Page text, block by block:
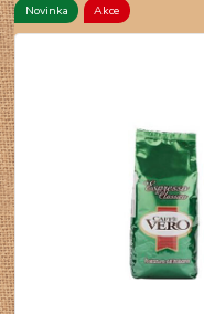
Novinka Akce